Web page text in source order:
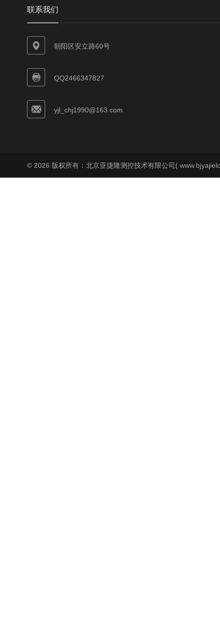
联系我们
朝阳区安立路60号
QQ2466347827
yjl_chj1990@163.com
© 2026 版权所有：北京亚捷隆测控技术有限公司(